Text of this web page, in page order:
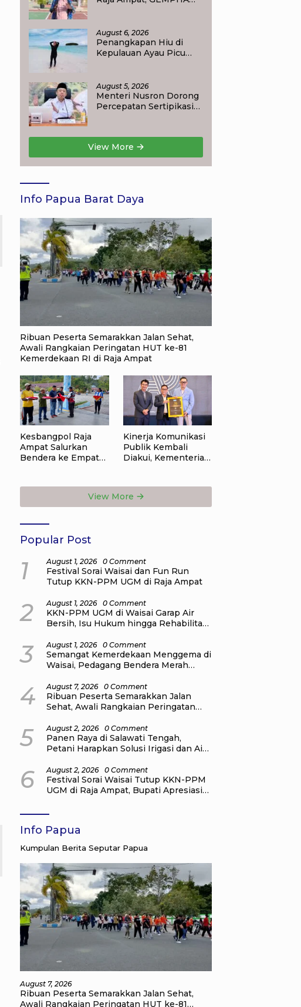
Barat Daya
August 6, 2026
Penangkapan Hiu di
Kepulauan Ayau Picu
Korbankan Masa Depan
Raja Ampat
August 5, 2026
Menteri Nusron Dorong
Percepatan Sertipikasi
bagi Masyarakat
View More
Info Papua Barat Daya
Ribuan Peserta Semarakkan Jalan Sehat,
Awali Rangkaian Peringatan HUT ke-81
Kemerdekaan RI di Raja Ampat
Kesbangpol Raja
Ampat Salurkan
Bendera ke Empat
Kinerja Komunikasi
Publik Kembali
Diakui, Kementerian
Government
Institutions Award
2026
View More
Popular Post
1 August 1, 2026 0 Comment
Festival Sorai Waisai dan Fun Run
Tutup KKN-PPM UGM di Raja Ampat
2 August 1, 2026 0 Comment
KKN-PPM UGM di Waisai Garap Air
Bersih, Isu Hukum hingga Rehabilitasi
3 August 1, 2026 0 Comment
Semangat Kemerdekaan Menggema di
Waisai, Pedagang Bendera Merah
4 August 7, 2026 0 Comment
Ribuan Peserta Semarakkan Jalan
Sehat, Awali Rangkaian Peringatan
Ampat
5 August 2, 2026 0 Comment
Panen Raya di Salawati Tengah,
Petani Harapkan Solusi Irigasi dan Air
6 August 2, 2026 0 Comment
Festival Sorai Waisai Tutup KKN-PPM
UGM di Raja Ampat, Bupati Apresiasi
Masyarakat
Info Papua
Kumpulan Berita Seputar Papua
August 7, 2026
Ribuan Peserta Semarakkan Jalan Sehat,
Awali Rangkaian Peringatan HUT ke-81